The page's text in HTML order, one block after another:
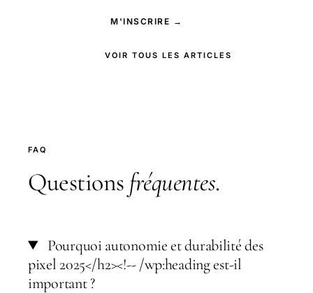
M'INSCRIRE →
VOIR TOUS LES ARTICLES
FAQ
Questions fréquentes.
Pourquoi autonomie et durabilité des
pixel 2025</h2><!-- /wp:heading est-il
important ?